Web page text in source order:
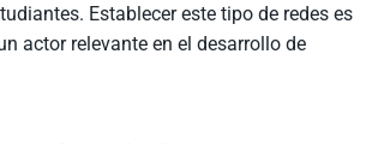
Establecer este tipo de redes es
actor relevante en el desarrollo de